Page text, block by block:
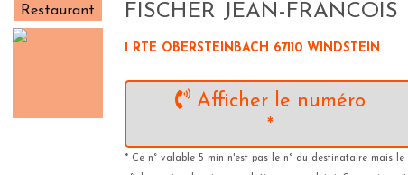
Restaurant FISCHER JEAN-FRANCOIS
1 RTE OBERSTEINBACH 67110 WINDSTEIN
Afficher le numéro
*
* Ce n° valable 5 min n'est pas le n° du destinataire mais le